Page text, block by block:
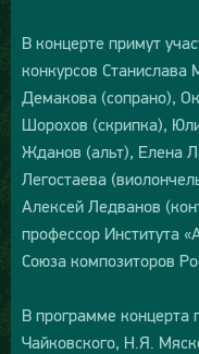
В концерте примут
конкурсов Станислава
Демакова (сопрано),
Шорохов (скрипка),
Жданов (альт), Елена
Легостаева
Алексей Ледванов
профессор Института
Союза композиторов
В программе концерта
Чайковского, Н.Я.